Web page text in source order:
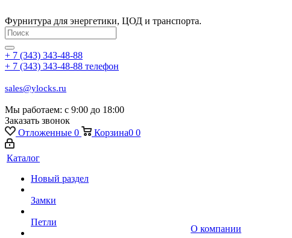
Фурнитура для энергетики, ЦОД и транспорта.
+ 7 (343) 343-48-88
+ 7 (343) 343-48-88 телефон
sales@ylocks.ru
Мы работаем: с 9:00 до 18:00
Заказать звонок
Отложенные 0 Корзина0 0
Каталог
Новый раздел
Замки
Петли
О компании